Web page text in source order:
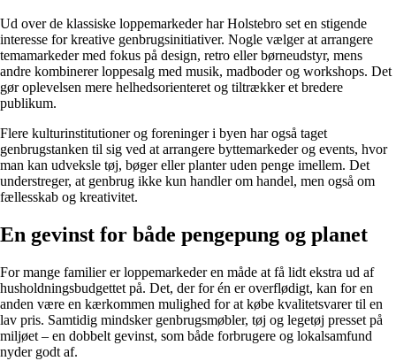
Ud over de klassiske loppemarkeder har Holstebro set en stigende
interesse for kreative genbrugsinitiativer. Nogle vælger at arrangere
temamarkeder med fokus på design, retro eller børneudstyr, mens
andre kombinerer loppesalg med musik, madboder og workshops. Det
gør oplevelsen mere helhedsorienteret og tiltrækker et bredere
publikum.
Flere kulturinstitutioner og foreninger i byen har også taget
genbrugstanken til sig ved at arrangere byttemarkeder og events, hvor
man kan udveksle tøj, bøger eller planter uden penge imellem. Det
understreger, at genbrug ikke kun handler om handel, men også om
fællesskab og kreativitet.
En gevinst for både pengepung og planet
For mange familier er loppemarkeder en måde at få lidt ekstra ud af
husholdningsbudgettet på. Det, der for én er overflødigt, kan for en
anden være en kærkommen mulighed for at købe kvalitetsvarer til en
lav pris. Samtidig mindsker genbrugsmøbler, tøj og legetøj presset på
miljøet – en dobbelt gevinst, som både forbrugere og lokalsamfund
nyder godt af.